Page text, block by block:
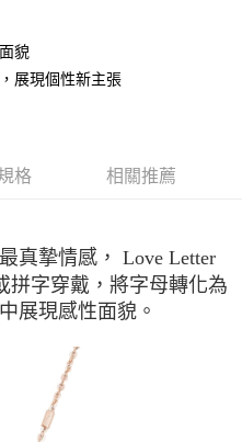
中國信託商業銀行
星展（台灣）商業銀行
中國信託商業銀行
貌
展現個性新主張
格 相關推薦
真摯情感， Love Letter
拼字穿戴，將字母轉化為
展現感性面貌。